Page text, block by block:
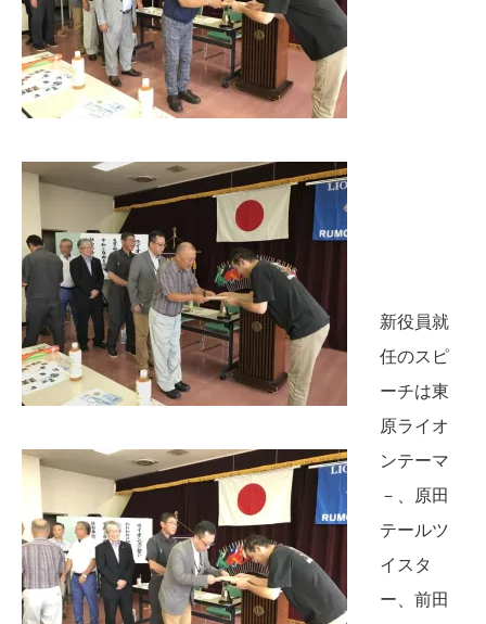
新役員就
任のスピ
ーチは東
原ライオ
ンテーマ
－、原田
テールツ
イスタ
ー、前田